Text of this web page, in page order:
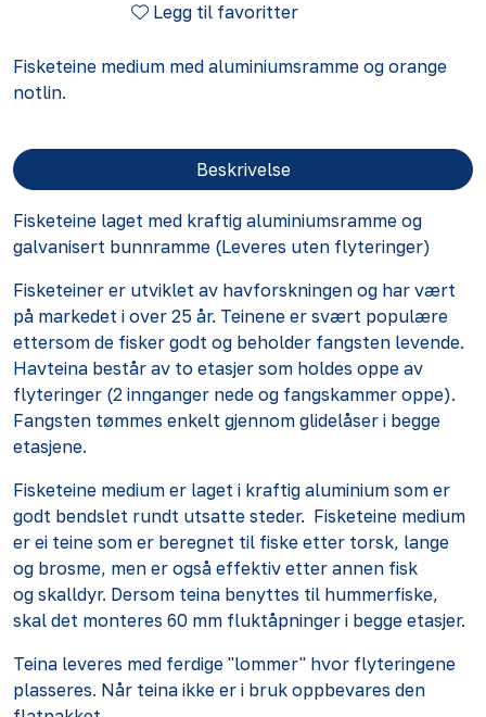
Legg til favoritter
Fisketeine medium med aluminiumsramme og orange
notlin.
Beskrivelse
Fisketeine laget med kraftig aluminiumsramme og
galvanisert bunnramme (Leveres uten flyteringer)
Fisketeiner er utviklet av havforskningen og har vært
på markedet i over 25 år. Teinene er svært populære
ettersom de fisker godt og beholder fangsten levende.
Havteina består av to etasjer som holdes oppe av
flyteringer (2 innganger nede og fangskammer oppe).
Fangsten tømmes enkelt gjennom glidelåser i begge
etasjene.
Fisketeine medium er laget i kraftig aluminium som er
godt bendslet rundt utsatte steder. Fisketeine medium
er ei teine som er beregnet til fiske etter torsk, lange
og brosme, men er også effektiv etter annen fisk
og skalldyr. Dersom teina benyttes til hummerfiske,
skal det monteres 60 mm fluktåpninger i begge etasjer.
Teina leveres med ferdige "lommer" hvor flyteringene
plasseres. Når teina ikke er i bruk oppbevares den